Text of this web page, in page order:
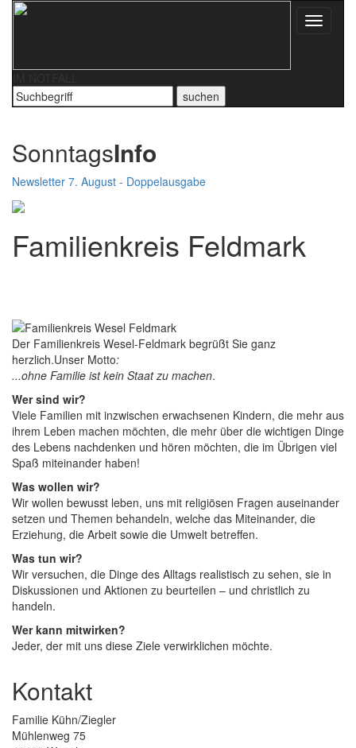
Toggle
SonntagsInfo
Newsletter 7. August - Doppelausgabe
Familienkreis Feldmark
Der Familienkreis Wesel-Feldmark begrüßt Sie ganz
herzlich.Unser Motto:
...ohne Familie ist kein Staat zu machen.
Wer sind wir?
Viele Familien mit inzwischen erwachsenen Kindern, die mehr aus
ihrem Leben machen möchten, die mehr über die wichtigen Dinge
des Lebens nachdenken und hören möchten, die im Übrigen viel
Spaß miteinander haben!
Was wollen wir?
Wir wollen bewusst leben, uns mit religiösen Fragen auseinander
setzen und Themen behandeln, welche das Miteinander, die
Erziehung, die Arbeit sowie die Umwelt betreffen.
Was tun wir?
Wir versuchen, die Dinge des Alltags realistisch zu sehen, sie in
Diskussionen und Aktionen zu beurteilen – und christlich zu
handeln.
Wer kann mitwirken?
Jeder, der mit uns diese Ziele verwirklichen möchte.
Kontakt
Familie Kühn/Ziegler
Mühlenweg 75